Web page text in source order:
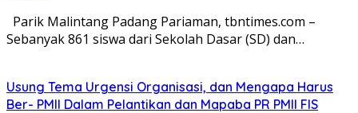
Parik Malintang Padang Pariaman, tbntimes.com –
Sebanyak 861 siswa dari Sekolah Dasar (SD) dan…
Usung Tema Urgensi Organisasi, dan Mengapa Harus
Ber- PMII Dalam Pelantikan dan Mapaba PR PMII FIS